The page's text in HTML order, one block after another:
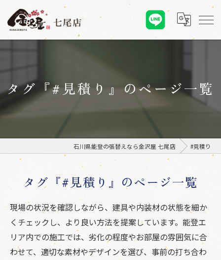
タグ『#見積り』のページ一覧
石川県能登の張替えなら金沢屋 七尾店 #見積り
タグ『#見積り』のページ一覧
現場の状況を確認しながら、建具や内装材の状態を細か
くチェックし、より良い方法を提案しています。能登エ
リア内での施工では、劣化の程度やお部屋の雰囲気に合
わせて、適切な素材やデザインを選び、事前の打ち合わ